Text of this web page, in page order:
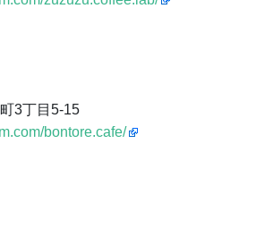
3丁目5-15
bontore.cafe/